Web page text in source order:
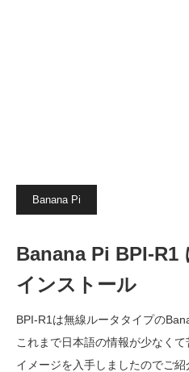
Banana Pi
Banana Pi BPI-R1
インストール
BPI-R1は無線ルータタイプの
これまで日本語の情報が少なく
イメージを入手しましたのでご紹